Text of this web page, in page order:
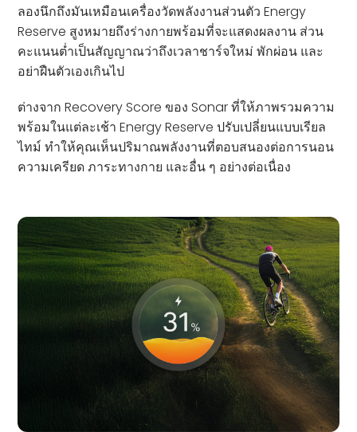
ลองนึกถึงมันเหมือนเครื่องวัดพลังงานส่วนตัว Energy
Reserve สูงหมายถึงร่างกายพร้อมที่จะแสดงผลงาน ส่วน
คะแนนต่ำเป็นสัญญาณว่าถึงเวลาชาร์จใหม่ พักผ่อน และ
อย่าฝืนตัวเองเกินไป
ต่างจาก Recovery Score ของ Sonar ที่ให้ภาพรวมความ
พร้อมในแต่ละเช้า Energy Reserve ปรับเปลี่ยนแบบเรียล
ไทม์ ทำให้คุณเห็นปริมาณพลังงานที่ตอบสนองต่อการนอน
ความเครียด ภาระทางกาย และอื่น ๆ อย่างต่อเนื่อง